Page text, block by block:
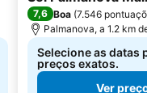
7,6 Boa (7.546
Palmanova, a 1.2 km
Selecione as datas
preços exatos.
Ver